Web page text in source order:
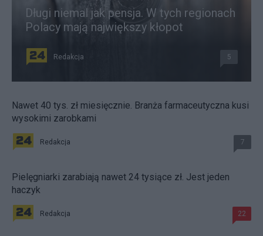
Długi niemal jak pensja. W tych regionach
Polacy mają największy kłopot
Redakcja 5
Nawet 40 tys. zł miesięcznie. Branża farmaceutyczna kusi
wysokimi zarobkami
Redakcja 7
Pielęgniarki zarabiają nawet 24 tysiące zł. Jest jeden
haczyk
Redakcja 22